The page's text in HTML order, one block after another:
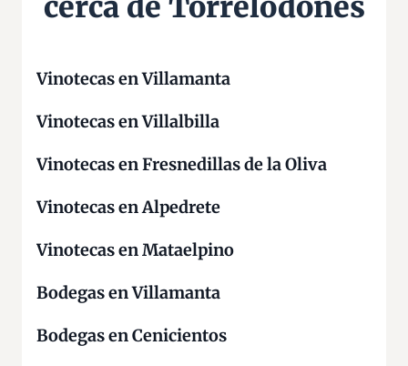
Vinotecas en Villamanta
Vinotecas en Villalbilla
Vinotecas en Fresnedillas de la Oliva
Vinotecas en Alpedrete
Vinotecas en Mataelpino
Bodegas en Villamanta
Bodegas en Cenicientos